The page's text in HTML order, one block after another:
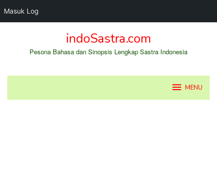
Masuk Log
indoSastra.com
Pesona Bahasa dan Sinopsis Lengkap Sastra Indonesia
MENU